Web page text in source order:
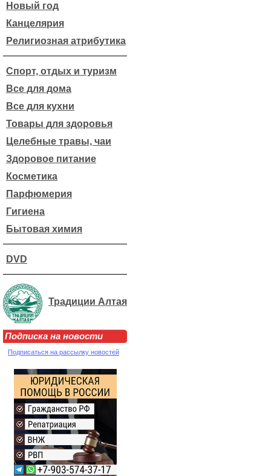
Новый год
Канцелярия
Религиозная атрибутика
Спорт, отдых и туризм
Все для дома
Все для кухни
Товары для здоровья
Целебные травы, чаи
Здоровое питание
Косметика
Парфюмерия
Гигиена
Бытовая химия
DVD
Традиции Алтая
Подписка на новости
Подписаться на рассылку новостей